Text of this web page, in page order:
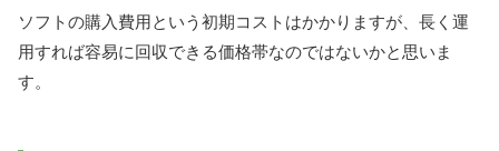
ソフトの購入費用という初期コストはかかりますが、長く運
用すれば容易に回収できる価格帯なのではないかと思いま
す。